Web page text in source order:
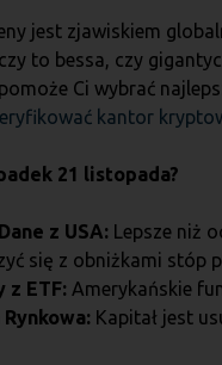
jest zjawiskiem
to bessa, czy
Ci wybrać
kantor
21 listopada?
z USA: Lepsze niż
się z obniżkami stóp
z ETF: Amerykańskie
Kapitał jest